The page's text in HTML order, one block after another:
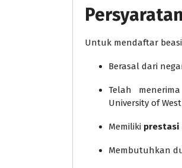
Untuk mendaftar
Berasal dari
Telah menerima
University of
Memiliki prestasi
Membutuhkan